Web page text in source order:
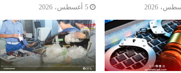
5 أغسطس، 2026